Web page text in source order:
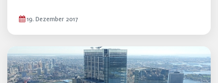
19. Dezember 2017